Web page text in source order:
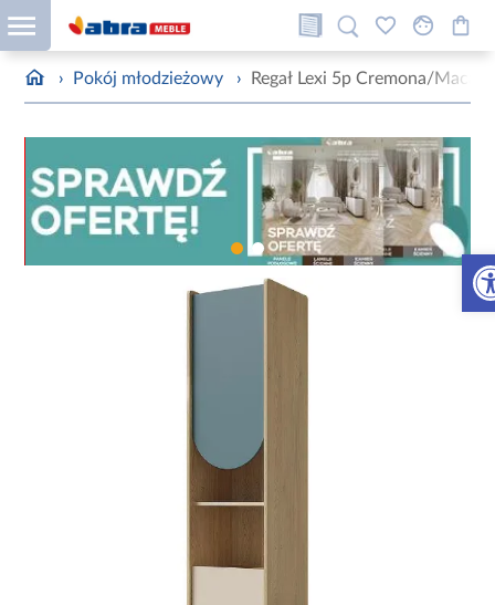
› Pokój młodzieżowy › Regał Lexi 5p Cremona/